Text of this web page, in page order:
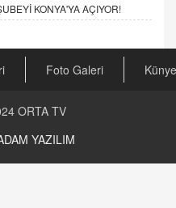
KONYA'YA AÇIYOR!
Foto Galeri Künye
ORTA TV
YAZILIM